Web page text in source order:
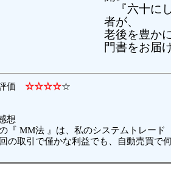
『六十に
者が、
老後を豊か
門書をお届
価 ☆☆☆☆☆
想
法 』は、私のシステムトレード（
引で僅かな利益でも、自動売買で何